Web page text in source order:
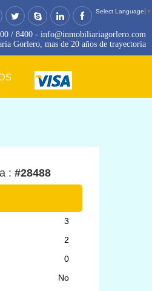
Select Language ▼
/ 8400 - info@inmobiliariagorlero.com
Gorlero, mas de 20 años de trayectoria
: #28488
3
2
0
No